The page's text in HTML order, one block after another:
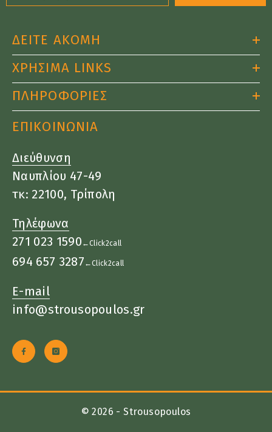
ΔΕΙΤΕ ΑΚΟΜΗ
ΧΡΗΣΙΜΑ LINKS
ΠΛΗΡΟΦΟΡΙΕΣ
ΕΠΙΚΟΙΝΩΝΙΑ
Διεύθυνση
Ναυπλίου 47-49
τκ: 22100, Τρίπολη
Τηλέφωνα
271 023 1590 ←Click2call
694 657 3287 ←Click2call
E-mail
info@strousopoulos.gr
© 2026 - Strousopoulos